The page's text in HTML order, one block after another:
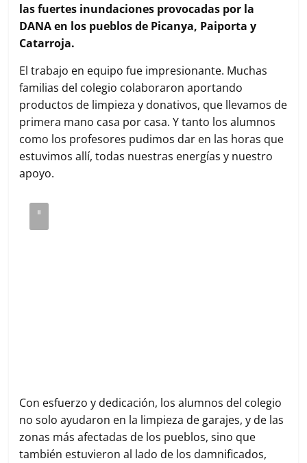
las fuertes inundaciones provocadas por la
DANA en los pueblos de Picanya, Paiporta y
Catarroja.
El trabajo en equipo fue impresionante. Muchas
familias del colegio colaboraron aportando
productos de limpieza y donativos, que llevamos de
primera mano casa por casa. Y tanto los alumnos
como los profesores pudimos dar en las horas que
estuvimos allí, todas nuestras energías y nuestro
apoyo.
Con esfuerzo y dedicación, los alumnos del colegio
no solo ayudaron en la limpieza de garajes, y de las
zonas más afectadas de los pueblos, sino que
también estuvieron al lado de los damnificados,